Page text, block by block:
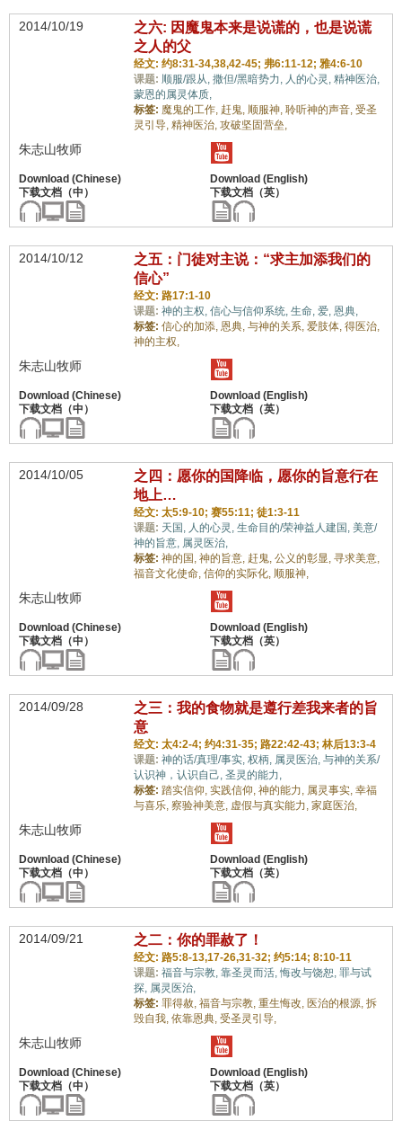
2014/10/19
之六: 因魔鬼本来是说谎的，也是说谎
之人的父
经文: 约8:31-34,38,42-45; 弗6:11-12; 雅4:6-10
课题: 顺服/跟从, 撒但/黑暗势力, 人的心灵, 精神医治,
蒙恩的属灵体质,
标签: 魔鬼的工作, 赶鬼, 顺服神, 聆听神的声音, 受圣
灵引导, 精神医治, 攻破坚固营垒,
朱志山牧师
2014/10/12
之五：门徒对主说：“求主加添我们的
信心”
经文: 路17:1-10
课题: 神的主权, 信心与信仰系统, 生命, 爱, 恩典,
标签: 信心的加添, 恩典, 与神的关系, 爱肢体, 得医治,
神的主权,
朱志山牧师
2014/10/05
之四：愿你的国降临，愿你的旨意行在
地上…
经文: 太5:9-10; 赛55:11; 徒1:3-11
课题: 天国, 人的心灵, 生命目的/荣神益人建国, 美意/
神的旨意, 属灵医治,
标签: 神的国, 神的旨意, 赶鬼, 公义的彰显, 寻求美意,
福音文化使命, 信仰的实际化, 顺服神,
朱志山牧师
2014/09/28
之三：我的食物就是遵行差我来者的旨
意
经文: 太4:2-4; 约4:31-35; 路22:42-43; 林后13:3-4
课题: 神的话/真理/事实, 权柄, 属灵医治, 与神的关系/
认识神，认识自己, 圣灵的能力,
标签: 踏实信仰, 实践信仰, 神的能力, 属灵事实, 幸福
与喜乐, 察验神美意, 虚假与真实能力, 家庭医治,
朱志山牧师
2014/09/21 之二：你的罪赦了！
经文: 路5:8-13,17-26,31-32; 约5:14; 8:10-11
课题: 福音与宗教, 靠圣灵而活, 悔改与饶恕, 罪与试
探, 属灵医治,
标签: 罪得赦, 福音与宗教, 重生悔改, 医治的根源, 拆
毁自我, 依靠恩典, 受圣灵引导,
朱志山牧师